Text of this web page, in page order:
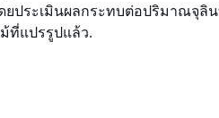
ยประเมินผลกระทบต่อปริมาณจุลิ
ที่แปรรูปแล้ว.